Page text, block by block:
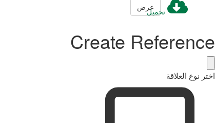
تحميلعرض
Create Reference
اختر نوع العلاقة